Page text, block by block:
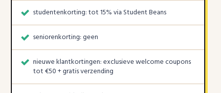
studentenkorting: tot 15% via Student Beans
seniorenkorting: geen
nieuwe klantkortingen: exclusieve welcome coupons
tot €50 + gratis verzending